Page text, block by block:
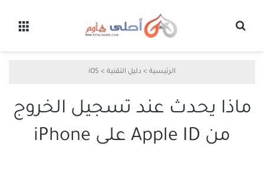
الرئيسية > دليل التقنية >
iOS
ماذا يحدث عند تسجيل الخروج
من Apple ID على iPhone